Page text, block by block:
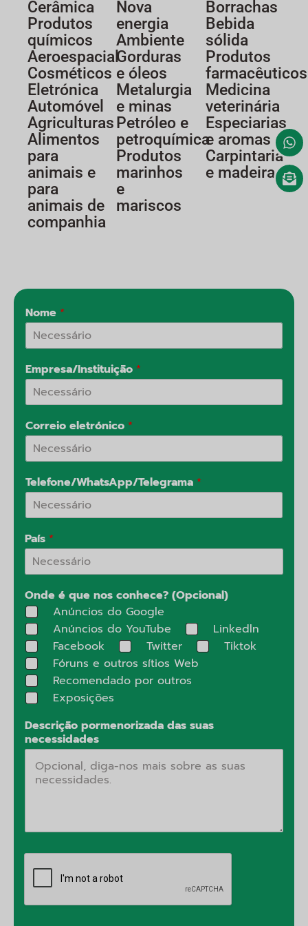
Cerâmica
Produtos
químicos
Aeroespacial
Cosméticos
Eletrónica
Automóvel
Agriculturas
Alimentos
para
animais e
para
animais de
companhia
Nova
energia
Ambiente
Gorduras
e óleos
Metalurgia
e minas
Petróleo e
petroquímica
Produtos
marinhos
e
mariscos
Borrachas
Bebida
sólida
Produtos
farmacêuticos
Medicina
veterinária
Especiarias
e aromas
Carpintaria
e madeira
Nome *
Empresa/Instituição *
Correio eletrónico *
Telefone/WhatsApp/Telegrama *
País *
Onde é que nos conhece? (Opcional)
Anúncios do Google
Anúncios do YouTube
Linkedln
Facebook
Twitter
Tiktok
Fóruns e outros sítios Web
Recomendado por outros
Exposições
Descrição pormenorizada das suas
necessidades